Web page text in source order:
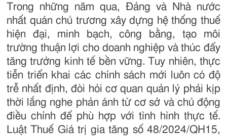
Trong những năm qua, Đảng và Nhà nước
nhất quán chủ trương xây dựng hệ thống thuế
hiện đại, minh bạch, công bằng, tạo môi
trường thuận lợi cho doanh nghiệp và thúc đẩy
tăng trưởng kinh tế bền vững. Tuy nhiên, thực
tiễn triển khai các chính sách mới luôn có độ
trễ nhất định, đòi hỏi cơ quan quản lý phải kịp
thời lắng nghe phản ánh từ cơ sở và chủ động
điều chỉnh để phù hợp với tình hình thực tế.
Luật Thuế Giá trị gia tăng số 48/2024/QH15,